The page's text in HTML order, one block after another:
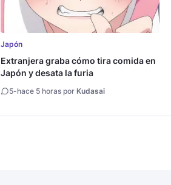
Japón
Extranjera graba cómo tira comida en
Japón y desata la furia
5-hace 5 horas por Kudasai